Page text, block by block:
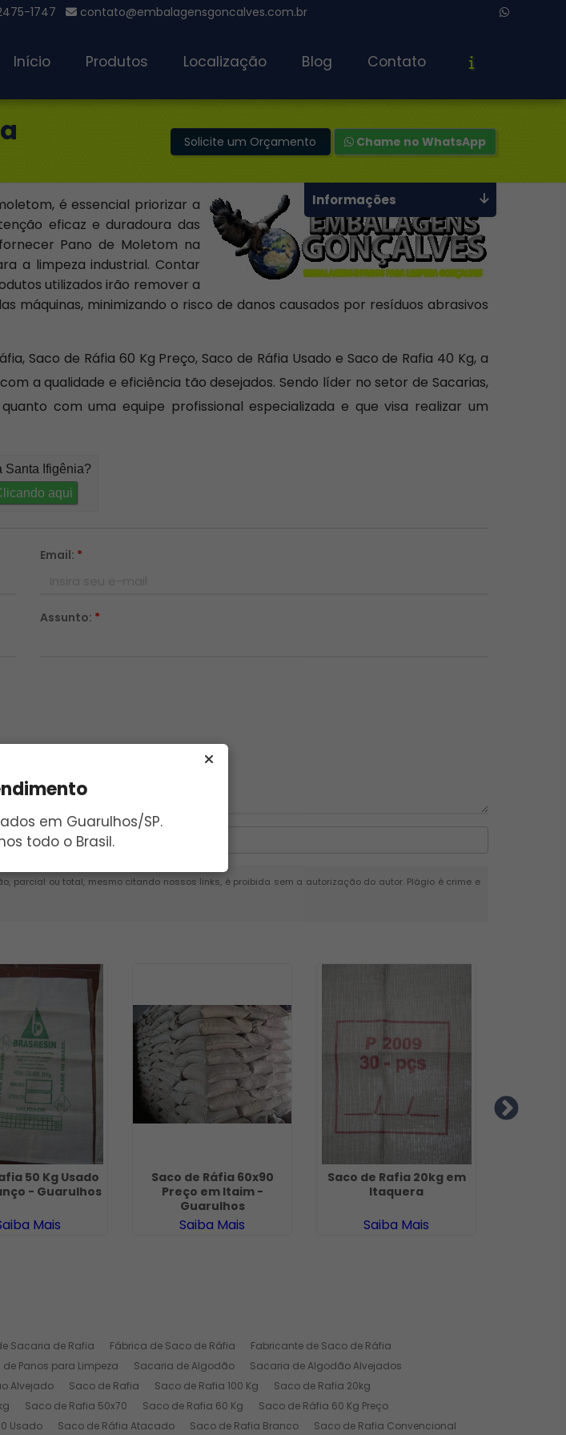
em Guarulhos/SP.
todo o Brasil.
1747 contato@embalagensgoncalves.com.br
Início Produtos Localização Blog Contato
Solicite um Orçamento Chame no WhatsApp
é essencial priorizar a
eficaz e duradoura das
Pano de Moletom na
a limpeza industrial. Contar
utilizados irão remover a
minimizando o risco de danos causados por resíduos abrasivos
Saco de Ráfia 60 Kg Preço, Saco de Ráfia Usado e Saco de Rafia 40 Kg, a
a qualidade e eficiência tão desejados. Sendo líder no setor de Sacarias,
com uma equipe profissional especializada e que visa realizar um
Santa Ifigênia?
aqui
Email: *
Assunto: *
Enviar
parcial ou total, mesmo citando nossos links, é proibida sem a autorização do autor. Plágio é crime e
Informações
50 Kg Usado
- Guarulhos
Mais
Saco de Ráfia 60x90
Preço em Itaim -
Guarulhos
Saiba Mais
Saco de Rafia 20kg em
Itaquera
Saiba Mais
Sacaria de Rafia Fábrica de Saco de Ráfia
Fabricante de Saco de Ráfia
de Panos para Limpeza Sacaria de Algodão
Sacaria de Algodão Alvejados
Alvejado Saco de Rafia Saco de Rafia 100 Kg
Saco de Rafia 20kg
Saco de Rafia 50x70 Saco de Rafia 60 Kg
Saco de Ráfia 60 Kg Preço
Usado Saco de Ráfia Atacado Saco de Rafia Branco Saco de Rafia Convencional